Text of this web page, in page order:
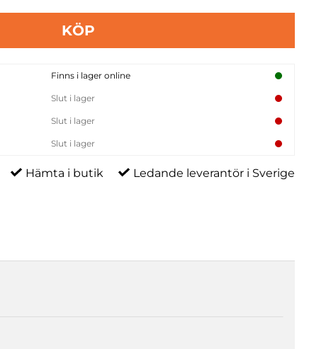
KÖP
Finns i lager online
Slut i lager
Slut i lager
Slut i lager
Hämta i butik Ledande leverantör i Sverige